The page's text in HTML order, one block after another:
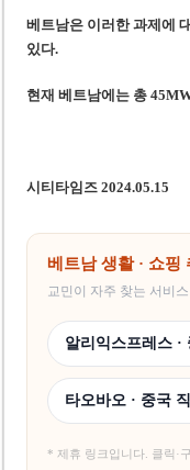
베트남은 이러한 과제에
있다.
현재 베트남에는 총
시티타임즈 2024.05.15
베트남 생활 · 쇼핑
교민이 자주 찾는 서비
알리익스프레스 ·
타오바오 · 중국
* 제휴 링크입니다. 클릭·